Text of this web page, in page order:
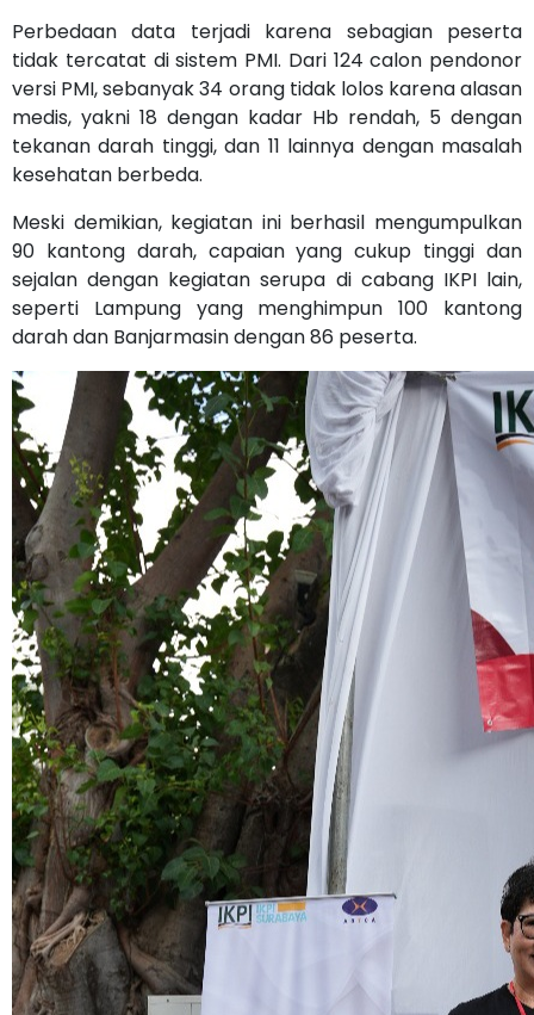
Perbedaan data terjadi karena sebagian peserta
tidak tercatat di sistem PMI. Dari 124 calon pendonor
versi PMI, sebanyak 34 orang tidak lolos karena alasan
medis, yakni 18 dengan kadar Hb rendah, 5 dengan
tekanan darah tinggi, dan 11 lainnya dengan masalah
kesehatan berbeda.
Meski demikian, kegiatan ini berhasil mengumpulkan
90 kantong darah, capaian yang cukup tinggi dan
sejalan dengan kegiatan serupa di cabang IKPI lain,
seperti Lampung yang menghimpun 100 kantong
darah dan Banjarmasin dengan 86 peserta.